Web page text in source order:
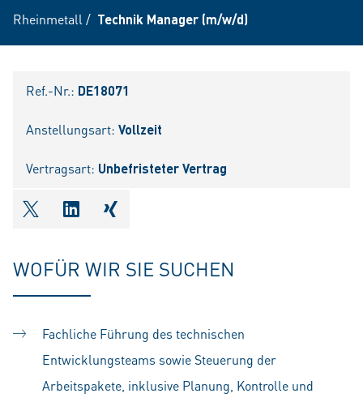
Rheinmetall / Technik Manager (m/w/d)
Ref.-Nr.: DE18071
Anstellungsart: Vollzeit
Vertragsart: Unbefristeter Vertrag
shareOntwitter
shareOnlinkedIn
shareOnxing
WOFÜR WIR SIE SUCHEN
Fachliche Führung des technischen
Entwicklungsteams sowie Steuerung der
Arbeitspakete, inklusive Planung, Kontrolle und